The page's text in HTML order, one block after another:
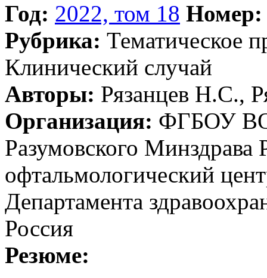
Год: 2022, том 18 Номер:
Рубрика: Тематическое
Клинический случай
Авторы: Рязанцев H.C.,
Организация: ФГБОУ
Разумовского Минздрава
офтальмологический
Департамента
Россия
Резюме: